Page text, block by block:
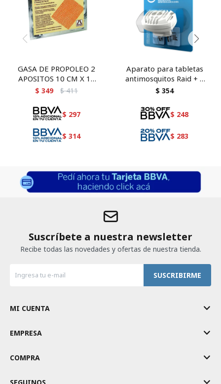
GASA DE PROPOLEO 2
APOSITOS 10 CM X 10
CM
$ 349 $ 411
$ 297
$ 314
Aparato para tabletas
antimosquitos Raid + 4
tabletas
$ 354
$ 248
$ 283
Suscríbete a nuestra newsletter
Recibe todas las novedades y ofertas de nuestra tienda.
SUSCRIBIRME
MI CUENTA
EMPRESA
COMPRA